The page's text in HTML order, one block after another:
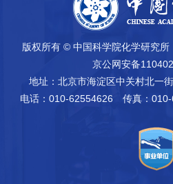
版权所有 © 中国科学院化学研究所
京公网安备
地址：北京市海淀区中关村北一
电话：010-62554626
传真：